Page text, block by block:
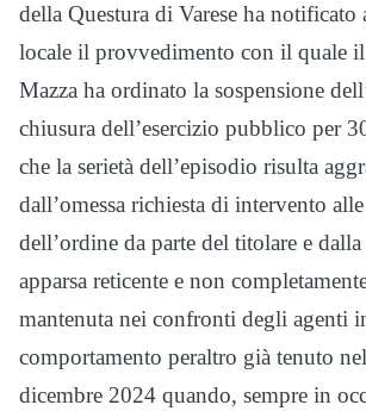
della Questura di Varese ha notificato
locale il provvedimento con il quale
Mazza ha ordinato la sospensione
chiusura dell’esercizio pubblico per
che la serietà dell’episodio risulta
dall’omessa richiesta di intervento
dell’ordine da parte del titolare e
apparsa reticente e non
mantenuta nei confronti degli agenti
comportamento peraltro già tenuto
dicembre 2024 quando, sempre in